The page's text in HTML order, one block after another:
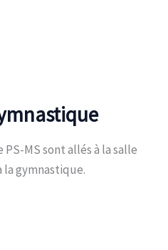
MS sont allés à la salle
la gymnastique.